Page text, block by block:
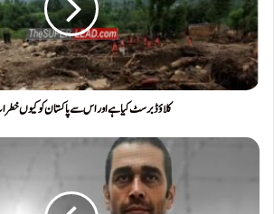
کلاؤڈ برسٹ کیا ہے اور اس سے پاکستان کو کیوں